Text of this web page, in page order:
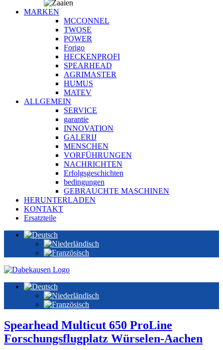
MARKEN
MCCONNEL
TWOSE
POWER
Forigo
HECKENPROFI
SPEARHEAD
AGRIMASTER
HUMUS
MATEV
ALLGEMEIN
SERVICE
garantie
INNOVATION
GALERIJ
MENSCHEN
VORFÜHRUNGEN
NACHRICHTEN
Erfolgsgeschichten
bedingungen
GEBRAUCHTE MASCHINEN
HERUNTERLADEN
KONTAKT
Ersatzteile
Spearhead Multicut 650 ProLine
Forschungsflugplatz Würselen-Aachen